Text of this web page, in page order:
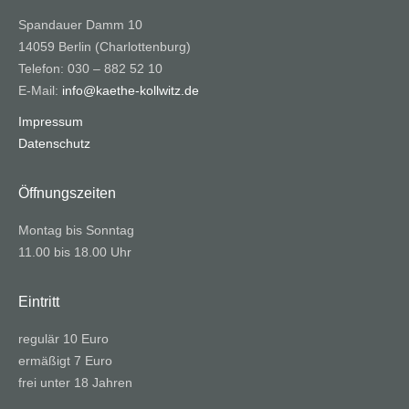
Spandauer Damm 10
14059 Berlin (Charlottenburg)
Telefon: 030 – 882 52 10
E-Mail: info@kaethe-kollwitz.de
Impressum
Datenschutz
Öffnungszeiten
Montag bis Sonntag
11.00 bis 18.00 Uhr
Eintritt
regulär 10 Euro
ermäßigt 7 Euro
frei unter 18 Jahren